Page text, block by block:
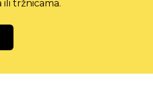
tržnicama.